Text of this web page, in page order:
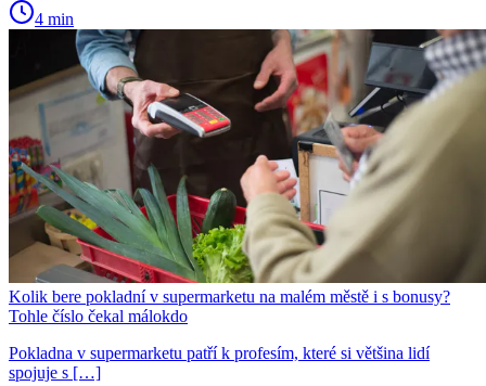
4 min
Kolik bere pokladní v supermarketu na malém městě i s bonusy?
Tohle číslo čekal málokdo
Pokladna v supermarketu patří k profesím, které si většina lidí
spojuje s […]